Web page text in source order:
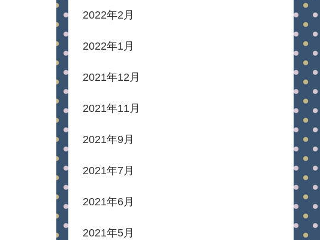
2022年2月
2022年1月
2021年12月
2021年11月
2021年9月
2021年7月
2021年6月
2021年5月